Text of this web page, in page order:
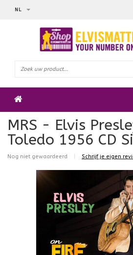
NL
MRS - Elvis
Toledo 1956 CD
Nog niet gewaardeerd Schrijf je eigen